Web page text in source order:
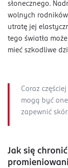
słonecznego.
wolnych
utratę jej
tego światła
mieć szkodliwe
Coraz
mogą być
zapewnić
Jak się